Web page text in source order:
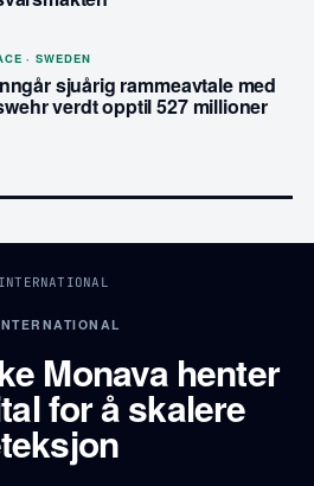
· SWEDEN
sjuårig rammeavtale med
verdt opptil 527 millioner
INTERNATIONAL
Monava henter
for å skalere